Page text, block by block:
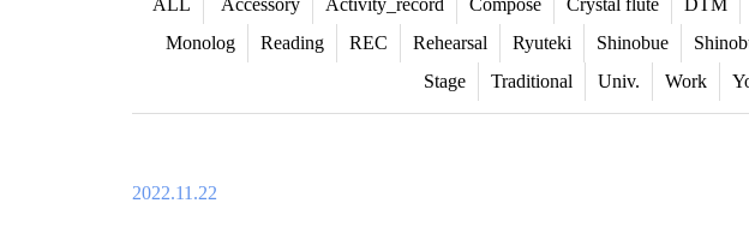
ALL Accessory Activity_record Compose Crystal flute DTM
Monolog
Reading REC Rehearsal Ryuteki Shinobue
Stage
Traditional Univ. Work
2022.11.22